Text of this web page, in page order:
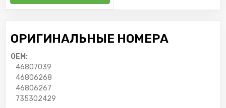
ОРИГИНАЛЬНЫЕ НОМЕРА
OEM:
46807039
46806268
46806267
735302429